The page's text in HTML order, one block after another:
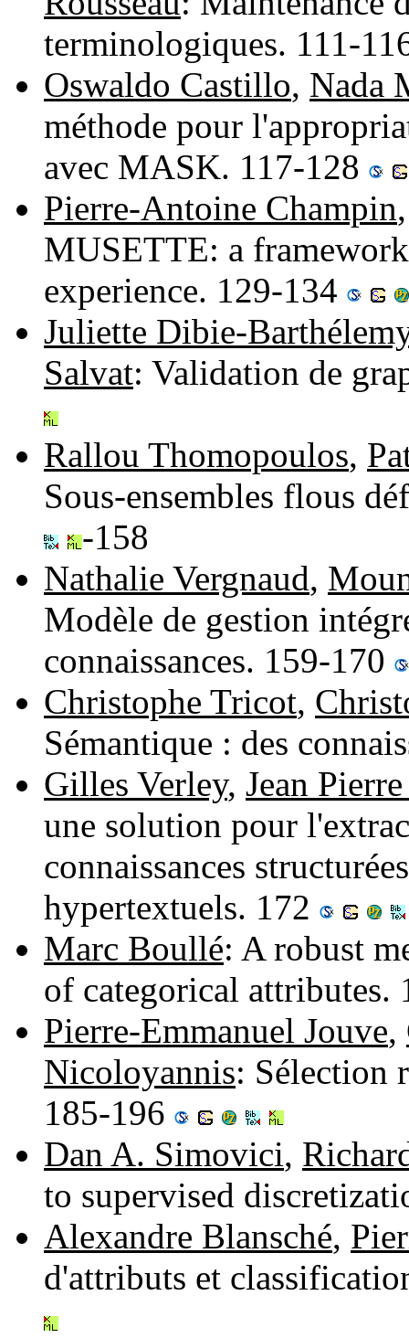
terminologiques. 111-
Oswaldo Castillo, Nada
méthode pour
avec MASK. 117-128
Pierre-Antoine Champin
MUSETTE: a
experience. 129-134
Juliette Dibie-
Salvat: Validation de
Rallou Thomopoulos,
Sous-ensembles flous
-158
Nathalie Vergnaud,
Modèle de gestion
connaissances. 159-170
Christophe Tricot,
Sémantique : des
Gilles Verley, Jean
une solution pour
connaissances
hypertextuels. 172
Marc Boullé: A robust
of categorical
Pierre-Emmanuel Jouve,
Nicoloyannis: Sélection
185-196
Dan A. Simovici,
to supervised
Alexandre Blansché,
d'attributs et